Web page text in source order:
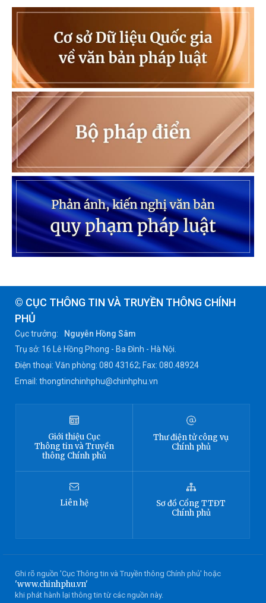
© CỤC THÔNG TIN VÀ TRUYỀN THÔNG CHÍNH
PHỦ
Cục trưởng:
Nguyễn Hồng Sâm
Trụ sở: 16 Lê Hồng Phong - Ba Đình - Hà Nội.
Điện thoại: Văn phòng: 080 43162; Fax: 080.48924
Email: thongtinchinhphu@chinhphu.vn
Giới thiệu Cục
Thông tinvà Truyền
thông Chính phủ
Thư điện tử công vụ
Chính phủ
Liên hệ Sơ đồ Cổng TTĐT
Chính phủ
Ghi rõ nguồn 'Cục Thông tin và Truyền thông Chính phủ' hoặc
'www.chinhphu.vn'
khi phát hành lại thông tin từ các nguồn này.